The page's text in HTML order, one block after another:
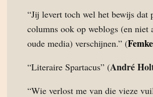
“Jij levert toch wel het bewijs dat
columns ook op weblogs (en niet
oude media) verschijnen.” (
“Literaire Spartacus” (André
“Wie verlost me van die vieze